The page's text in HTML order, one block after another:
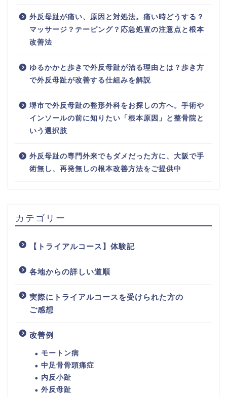
外反母趾が痛い、原因と対処法。痛い時どうする？
マッサージ？テーピング？応急処置の注意点と根本
改善法
ゆるかかと歩きで外反母趾が治る理由とは？歩き方
で外反母趾が改善する仕組みを解説
堺市で外反母趾の整形外科をお探しの方へ。手術や
インソールの前に知りたい「根本原因」と整骨院と
いう選択肢
外反母趾の専門外来でもダメだった方に、大阪で手
術無し、再発無しの根本改善方法をご提供中
カテゴリー
【トライアルコース】体験記
各地からの詳しい道順
実際にトライアルコースを受けられた方の
ご感想
改善例
モートン病
中足骨骨頭痛症
内反小趾
外反母趾